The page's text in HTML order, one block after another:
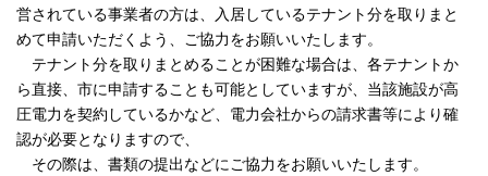
営されている事業者の方は、入居しているテナント分を取りまと
めて申請いただくよう、ご協力をお願いいたします。
テナント分を取りまとめることが困難な場合は、各テナントか
ら直接、市に申請することも可能としていますが、当該施設が高
圧電力を契約しているかなど、電力会社からの請求書等により確
認が必要となりますので、
その際は、書類の提出などにご協力をお願いいたします。